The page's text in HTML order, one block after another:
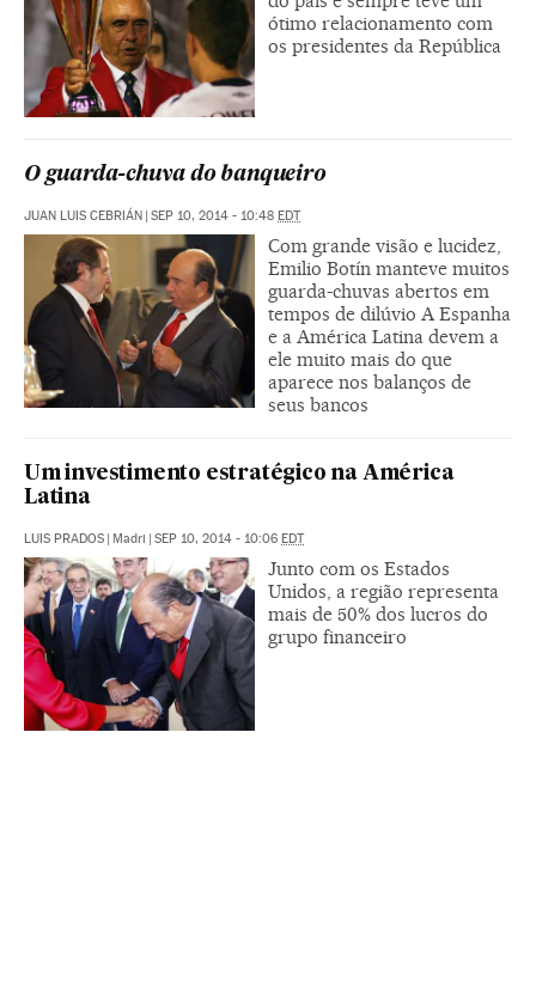
ótimo relacionamento com
os presidentes da República
O guarda-chuva do banqueiro
JUAN LUIS CEBRIÁN | SEP 10, 2014 - 10:48 EDT
Com grande visão e lucidez,
Emilio Botín manteve muitos
guarda-chuvas abertos em
tempos de dilúvio A Espanha
e a América Latina devem a
ele muito mais do que
aparece nos balanços de
seus bancos
Um investimento estratégico na América
Latina
LUIS PRADOS | Madri | SEP 10, 2014 - 10:06 EDT
Junto com os Estados
Unidos, a região representa
mais de 50% dos lucros do
grupo financeiro